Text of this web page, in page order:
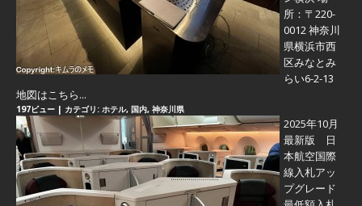
所：〒220-
0012 神奈川
県横浜市西
区みなとみ
らい6-2-13
地図はこちら...
197ビュー | カテゴリ: ホテル, 国内, 神奈川県
2025年10月
最新版 日
本航空国際
線入札アッ
プグレード